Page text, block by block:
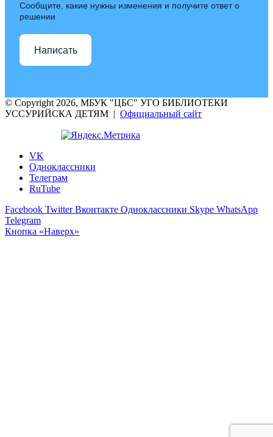
Сообщите, какие нужны изменения и получите ответ о
решении
Написать
© Copyright 2026, МБУК "ЦБС" УГО БИБЛИОТЕКИ
УССУРИЙСКА ДЕТЯМ | Официальный сайт
VK
Одноклассники
Телеграм
RuTube
Facebook Twitter Вконтакте Одноклассники Skype WhatsApp
Telegram
Кнопка «Наверх»